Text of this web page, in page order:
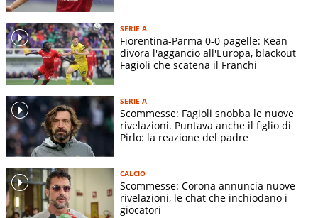
SERIE A
Fiorentina-Parma 0-0 pagelle: Kean
divora l'aggancio all'Europa, blackout
Fagioli che scatena il Franchi
SERIE A
Scommesse: Fagioli snobba le nuove
rivelazioni. Puntava anche il figlio di
Pirlo: la reazione del padre
CALCIO
Scommesse: Corona annuncia nuove
rivelazioni, le chat che inchiodano i
giocatori